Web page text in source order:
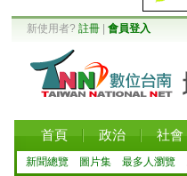
新使用者? 註冊 會員登入
首頁 政治 社會
新聞總覽 圖片集 最多人瀏覽